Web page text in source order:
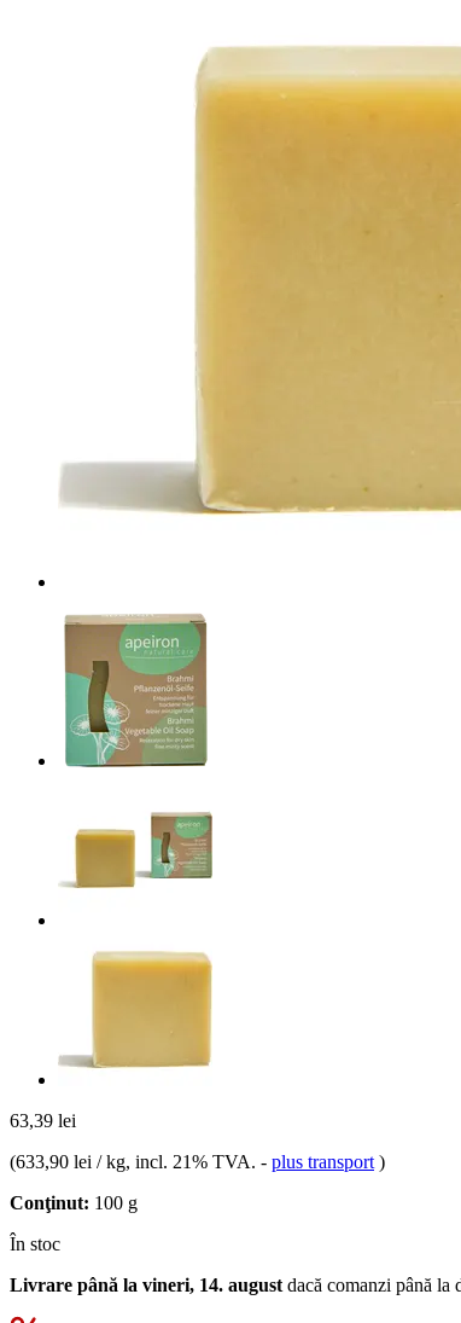
63,39 lei
(633,90 lei / kg, incl. 21% TVA. - plus transport )
Conţinut: 100 g
În stoc
Livrare până la vineri, 14. august dacă comanzi până la